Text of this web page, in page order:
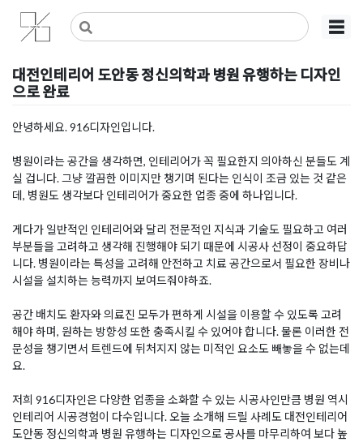
Skip
content
사무실인테리어 디자인 공사 비용견적 플랫폼
사무실인테리어 916
☰
대전인테리어 도안동 정신의학과 병원 유행하는 디자인
으로 완료
Posted on2023년 5월 9일
안녕하세요. 916디자인입니다.
병원이라는 공간을 생각하면, 인테리어가 꼭 필요한지 의아하신 분들도 계
실 겁니다. 그냥 깔끔한 이미지만 챙기며 된다는 인식이 조금 있는 것 같은
데, 병원도 생각보다 인테리어가 중요한 업종 중에 하나입니다.
게다가 일반적인 인테리어와 달리 전문적인 지식과 기술도 필요하고 여러
부분들을 고려하고 생각해 진행해야 되기 때문에 시공사 선정이 중요하답
니다. 병원이라는 특성을 고려해 안전하고 치료 공간으로서 필요한 장비나
시설을 설치하는 능력까지 보여드줘야하죠.
공간 배치도 환자와 의료진 모두가 편하게 시설을 이용할 수 있도록 고려
해야 하며, 원하는 방향성 또한 충족시킬 수 있어야 합니다. 물론 이러한 전
문성을 챙기면서 트렌드에 뒤처지지 않는 미적인 요소도 빼놓을 수 없는데
요.
저희 916디자인은 다양한 업종을 소화할 수 있는 시공사인만큼 병원 역시
인테리어 시공경험이 다수입니다. 오늘 소개해 드릴 사례도 대전인테리어
도안동 정신의학과 병원 유행하는 디자인으로 공사를 마무리하여 보다 높